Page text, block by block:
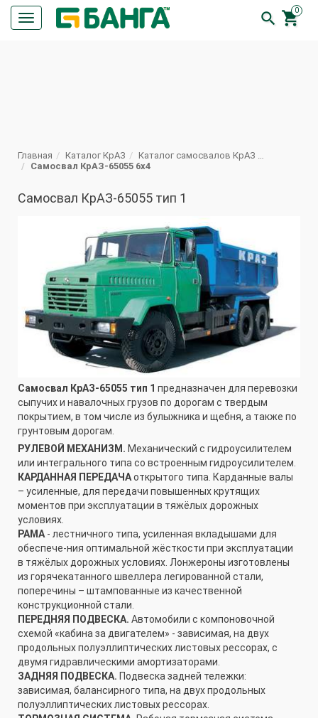
Кнопка
меню
0


Главная Каталог КрАЗ
Каталог самосвалов КрАЗ Техническая характеристика
Самосвал КрАЗ-65055 6x4
Самосвал КрАЗ-65055 тип 1
Самосвал КрАЗ-65055 тип 1 предназначен для перевозки
сыпучих и навалочных грузов по дорогам с твердым
покрытием, в том числе из булыжника и щебня, а также по
грунтовым дорогам.
РУЛЕВОЙ МЕХАНИЗМ. Механический с гидроусилителем
или интегрального типа со встроенным гидроусилителем.
КАРДАННАЯ ПЕРЕДАЧАоткрытого типа. Карданные валы
– усиленные, для передачи повышенных крутящих
моментов при эксплуатации в тяжёлых дорожных
условиях.
РАМА - лестничного типа, усиленная вкладышами для
обеспече-ния оптимальной жёсткости при эксплуатации
в тяжёлых дорожных условиях. Лонжероны изготовлены
из горячекатанного швеллера легированной стали,
поперечины – штампованные из качественной
конструкционной стали.
ПЕРЕДНЯЯ ПОДВЕСКА. Автомобили с компоновочной
схемой «кабина за двигателем» - зависимая, на двух
продольных полуэллиптических листовых рессорах, с
двумя гидравлическими амортизаторами.
ЗАДНЯЯ ПОДВЕСКА. Подвеска задней тележки:
зависимая, балансирного типа, на двух продольных
полуэллиптических листовых рессорах.